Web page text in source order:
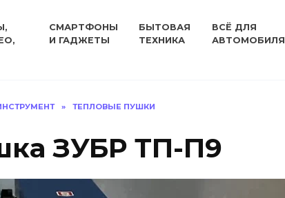
СМАРТФОНЫ
И ГАДЖЕТЫ
БЫТОВАЯ
ТЕХНИКА
ВСЁ ДЛЯ
АВТОМОБИЛЯ
» ТЕПЛОВЫЕ ПУШКИ
ЗУБР ТП-П9